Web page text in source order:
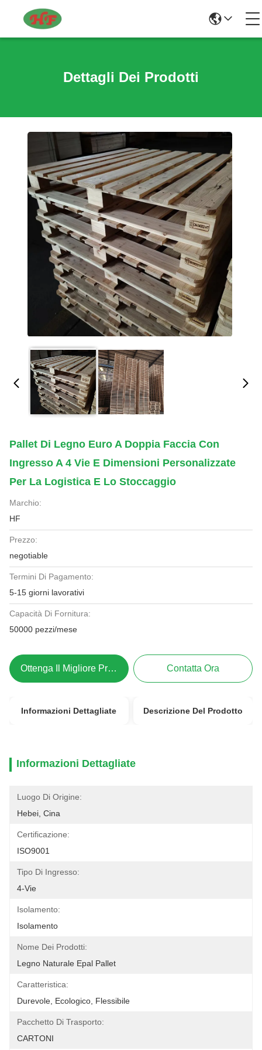
Dettagli Dei Prodotti
Pallet Di Legno Euro A Doppia Faccia Con
Ingresso A 4 Vie E Dimensioni Personalizzate
Per La Logistica E Lo Stoccaggio
Marchio:
HF
Prezzo:
negotiable
Termini Di Pagamento:
5-15 giorni lavorativi
Capacità Di Fornitura:
50000 pezzi/mese
Ottenga Il Migliore Prezzo Contatta Ora
Informazioni Dettagliate Descrizione Del Prodotto
Informazioni Dettagliate
Luogo Di Origine:
Hebei, Cina
Certificazione:
ISO9001
Tipo Di Ingresso:
4-Vie
Isolamento:
Isolamento
Nome Dei Prodotti:
Legno Naturale Epal Pallet
Caratteristica:
Durevole, Ecologico, Flessibile
Pacchetto Di Trasporto:
CARTONI